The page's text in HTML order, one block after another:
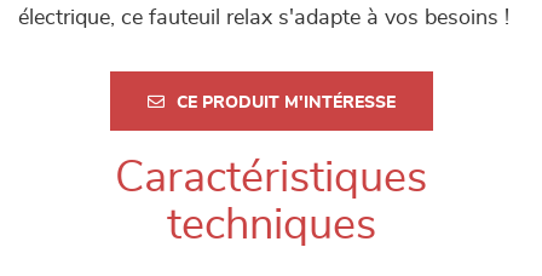
électrique, ce fauteuil relax s'adapte à vos besoins !
CE PRODUIT M'INTÉRESSE
Caractéristiques
techniques